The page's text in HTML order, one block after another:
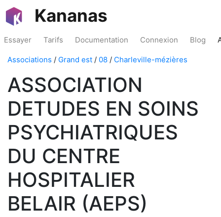
Kananas
Essayer Tarifs Documentation Connexion Blog
Associations / Grand est / 08 / Charleville-mézières
ASSOCIATION
DETUDES EN SOINS
PSYCHIATRIQUES
DU CENTRE
HOSPITALIER
BELAIR (AEPS)